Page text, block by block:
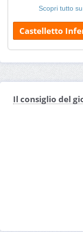
Scopri tutto su
Castelletto
Il consiglio del